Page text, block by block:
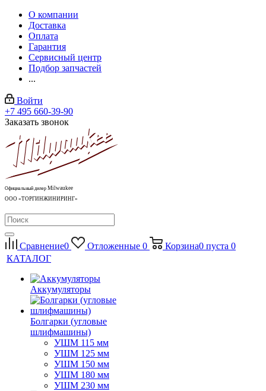
О компании
Доставка
Оплата
Гарантия
Сервисный центр
Подбор запчастей
...
Войти
+7 495 660-39-90
Заказать звонок
Официальный дилер Milwaukee
ООО «ТОРГИНЖИНИРИНГ»
Сравнение0 Отложенные 0 Корзина0 пуста 0
КАТАЛОГ
Аккумуляторы
Болгарки (угловые
шлифмашины)
УШМ 115 мм
УШМ 125 мм
УШМ 150 мм
УШМ 180 мм
УШМ 230 мм